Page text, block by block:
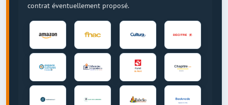
contrat éventuellement proposé.